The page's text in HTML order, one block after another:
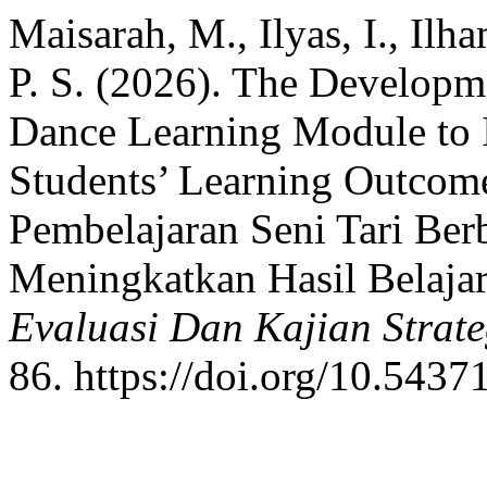
Maisarah, M., Ilyas, I.,
P. S. (2026). The
Dance Learning Module
Students’ Learning
Pembelajaran Seni Tari
Meningkatkan Hasil
Evaluasi Dan Kajian
86. https://doi.org/